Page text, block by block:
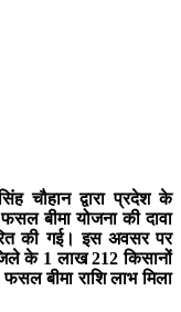
चौहान द्वारा प्रदेश के
बीमा योजना की दावा
की गई। इस अवसर पर
के 1 लाख 212 किसानों
बीमा राशि लाभ मिला